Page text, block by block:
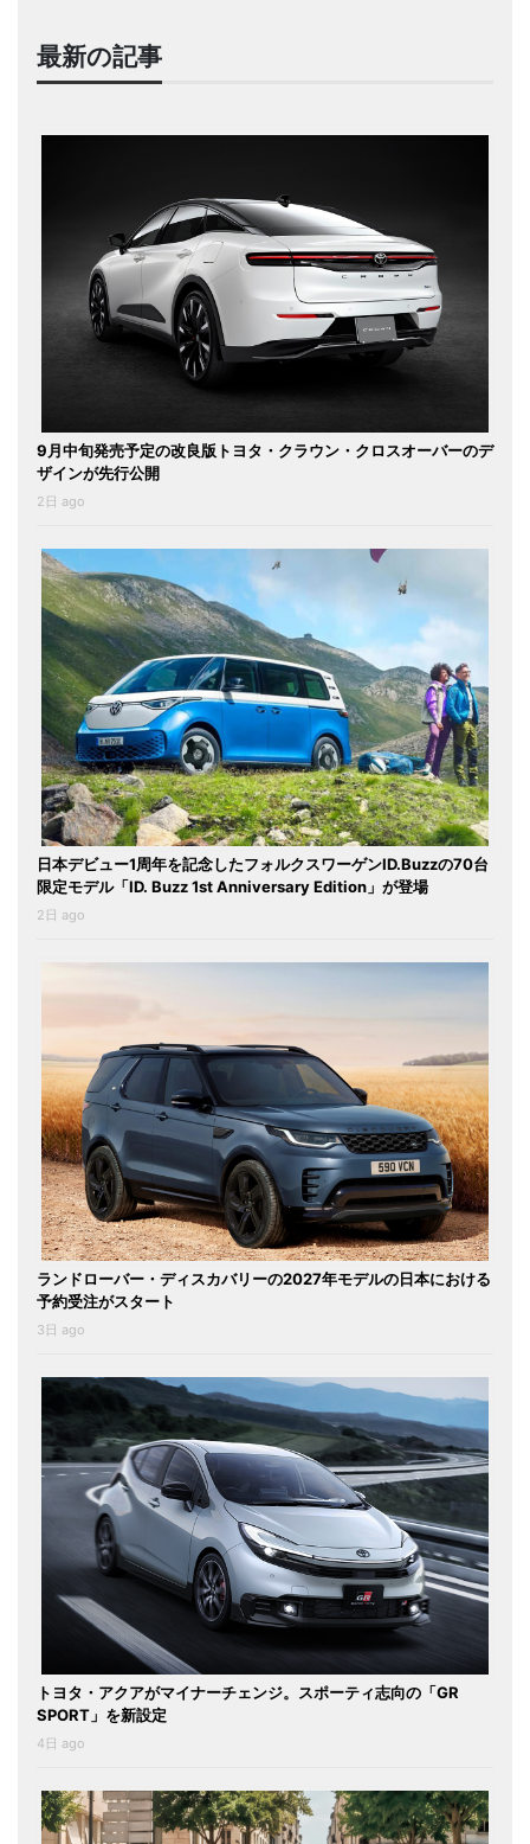
最新の記事
9月中旬発売予定の改良版トヨタ・クラウン・クロスオーバーのデ
ザインが先行公開
2日 ago
日本デビュー1周年を記念したフォルクスワーゲンID.Buzzの70台
限定モデル「ID. Buzz 1st Anniversary Edition」が登場
2日 ago
ランドローバー・ディスカバリーの2027年モデルの日本における
予約受注がスタート
3日 ago
トヨタ・アクアがマイナーチェンジ。スポーティ志向の「GR
SPORT」を新設定
4日 ago